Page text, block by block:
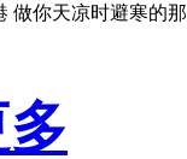
做你天凉时避寒的